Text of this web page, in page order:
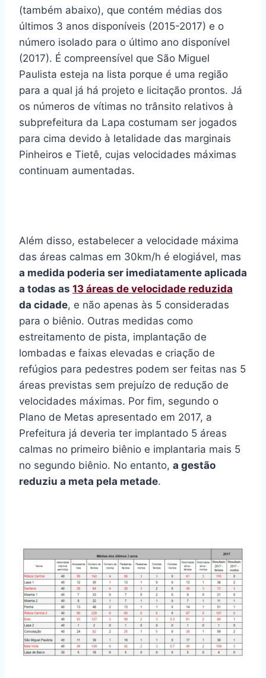
(também abaixo), que contém médias dos
últimos 3 anos disponíveis (2015-2017) e o
número isolado para o último ano disponível
(2017). É compreensível que São Miguel
Paulista esteja na lista porque é uma região
para a qual já há projeto e licitação prontos. Já
os números de vítimas no trânsito relativos à
subprefeitura da Lapa costumam ser jogados
para cima devido à letalidade das marginais
Pinheiros e Tietê, cujas velocidades máximas
continuam aumentadas.
Além disso, estabelecer a velocidade máxima
das áreas calmas em 30km/h é elogiável, mas
a medida poderia ser imediatamente aplicada
a todas as 13 áreas de velocidade reduzida
da cidade, e não apenas às 5 consideradas
para o biênio. Outras medidas como
estreitamento de pista, implantação de
lombadas e faixas elevadas e criação de
refúgios para pedestres podem ser feitas nas 5
áreas previstas sem prejuízo de redução de
velocidades máximas. Por fim, segundo o
Plano de Metas apresentado em 2017, a
Prefeitura já deveria ter implantado 5 áreas
calmas no primeiro biênio e implantaria mais 5
no segundo biênio. No entanto, a gestão
reduziu a meta pela metade.